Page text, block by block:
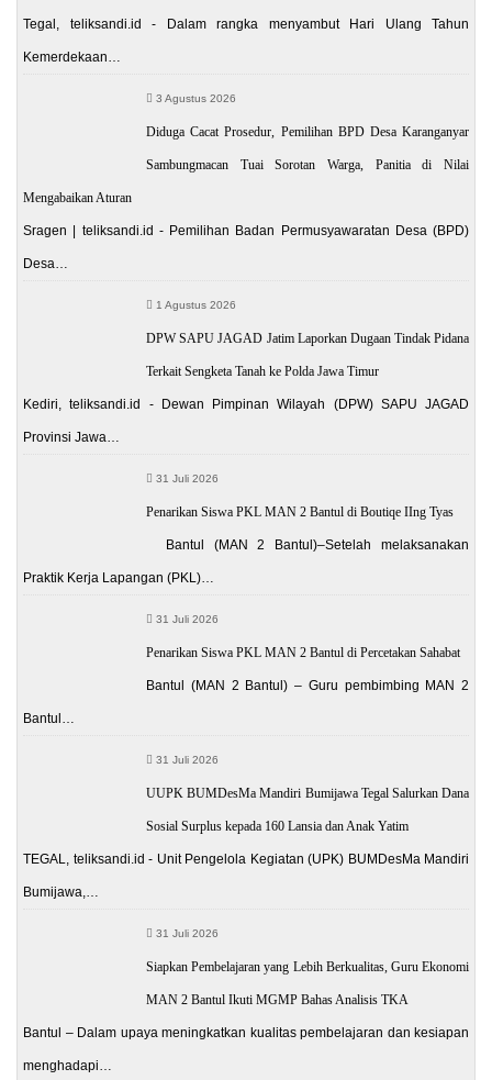
Tegal, teliksandi.id - Dalam rangka menyambut Hari Ulang Tahun
Kemerdekaan…
3 Agustus 2026
Diduga Cacat Prosedur, Pemilihan BPD Desa Karanganyar
Sambungmacan Tuai Sorotan Warga, Panitia di Nilai
Mengabaikan Aturan
Sragen | teliksandi.id - Pemilihan Badan Permusyawaratan Desa (BPD)
Desa…
1 Agustus 2026
DPW SAPU JAGAD Jatim Laporkan Dugaan Tindak Pidana
Terkait Sengketa Tanah ke Polda Jawa Timur
Kediri, teliksandi.id - Dewan Pimpinan Wilayah (DPW) SAPU JAGAD
Provinsi Jawa…
31 Juli 2026
Penarikan Siswa PKL MAN 2 Bantul di Boutiqe IIng Tyas
Bantul (MAN 2 Bantul)–Setelah melaksanakan
Praktik Kerja Lapangan (PKL)…
31 Juli 2026
Penarikan Siswa PKL MAN 2 Bantul di Percetakan Sahabat
Bantul (MAN 2 Bantul) – Guru pembimbing MAN 2
Bantul…
31 Juli 2026
UUPK BUMDesMa Mandiri Bumijawa Tegal Salurkan Dana
Sosial Surplus kepada 160 Lansia dan Anak Yatim
TEGAL, teliksandi.id - Unit Pengelola Kegiatan (UPK) BUMDesMa Mandiri
Bumijawa,…
31 Juli 2026
Siapkan Pembelajaran yang Lebih Berkualitas, Guru Ekonomi
MAN 2 Bantul Ikuti MGMP Bahas Analisis TKA
Bantul – Dalam upaya meningkatkan kualitas pembelajaran dan kesiapan
menghadapi…